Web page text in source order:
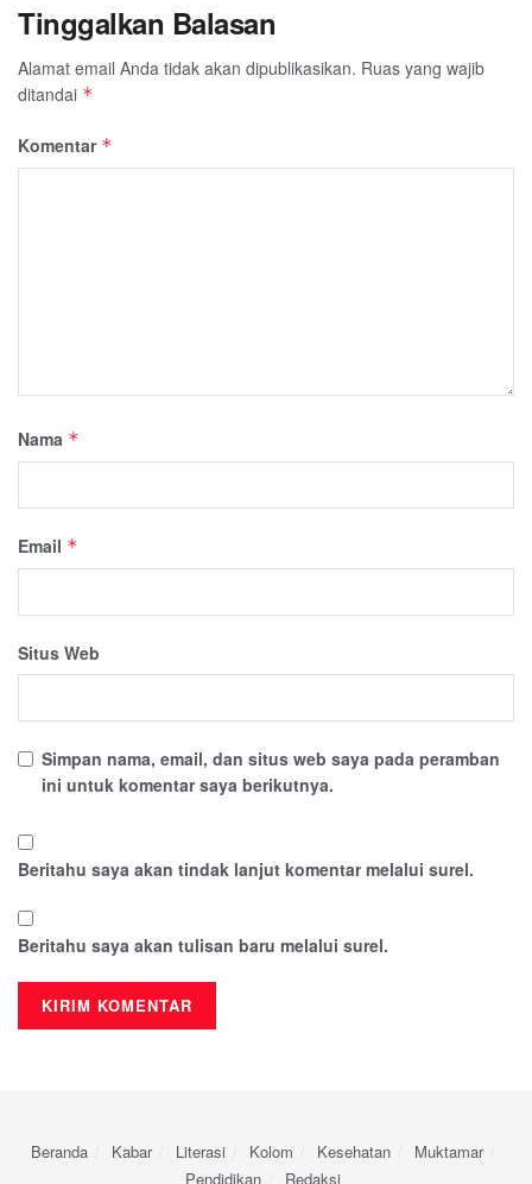
Tinggalkan Balasan
Alamat email Anda tidak akan dipublikasikan. Ruas yang wajib
ditandai *
Komentar *
Nama *
Email *
Situs Web
Simpan nama, email, dan situs web saya pada peramban
ini untuk komentar saya berikutnya.
Beritahu saya akan tindak lanjut komentar melalui surel.
Beritahu saya akan tulisan baru melalui surel.
Beranda Kabar Literasi Kolom Kesehatan
Muktamar
Pendidikan
Redaksi